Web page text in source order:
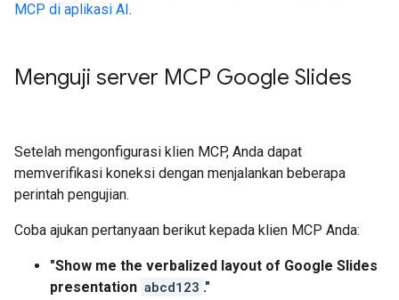
MCP di aplikasi AI.
Menguji server MCP Google Slides
Setelah mengonfigurasi klien MCP, Anda dapat
memverifikasi koneksi dengan menjalankan beberapa
perintah pengujian.
Coba ajukan pertanyaan berikut kepada klien MCP Anda:
"Show me the verbalized layout of Google Slides
presentation abcd123 ."